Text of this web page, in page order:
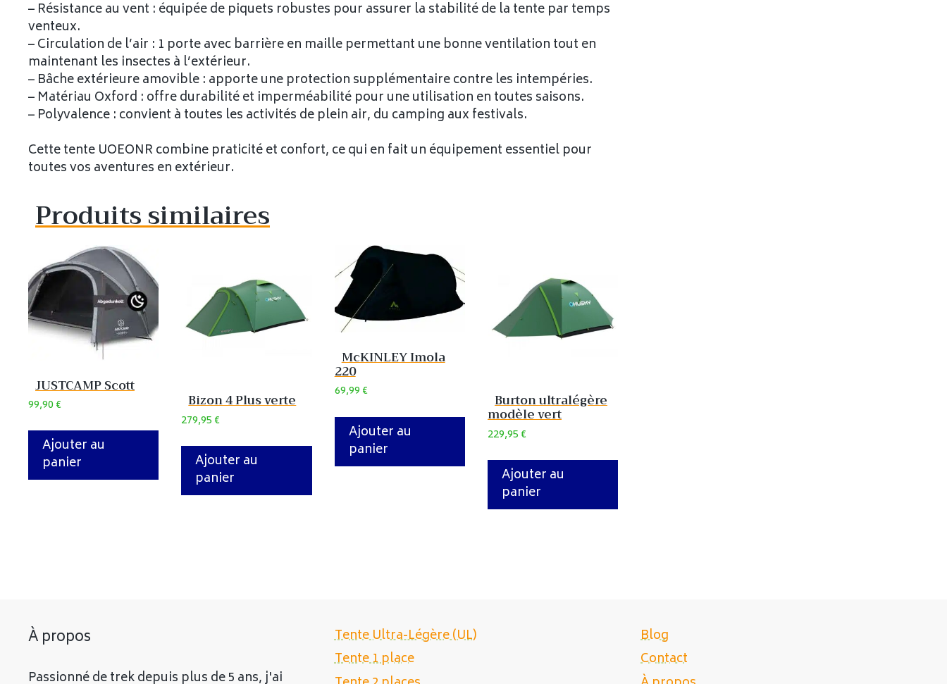
– Résistance au vent : équipée de piquets robustes pour assurer la stabilité de la tente par temps
venteux.
– Circulation de l’air : 1 porte avec barrière en maille permettant une bonne ventilation tout en
maintenant les insectes à l’extérieur.
– Bâche extérieure amovible : apporte une protection supplémentaire contre les intempéries.
– Matériau Oxford : offre durabilité et imperméabilité pour une utilisation en toutes saisons.
– Polyvalence : convient à toutes les activités de plein air, du camping aux festivals.
Cette tente UOEONR combine praticité et confort, ce qui en fait un équipement essentiel pour
toutes vos aventures en extérieur.
Produits similaires
JUSTCAMP Scott
99,90€
Ajouter au
panier
Bizon 4 Plus verte
279,95€
Ajouter au
panier
McKINLEY Imola
220
69,99€
Ajouter au
panier
Burton ultralégère
modèle vert
229,95€
Ajouter au
panier
À propos
Passionné de trek depuis plus de 5 ans, j'ai
Tente Ultra-Légère (UL)
Tente 1 place
Blog
Contact